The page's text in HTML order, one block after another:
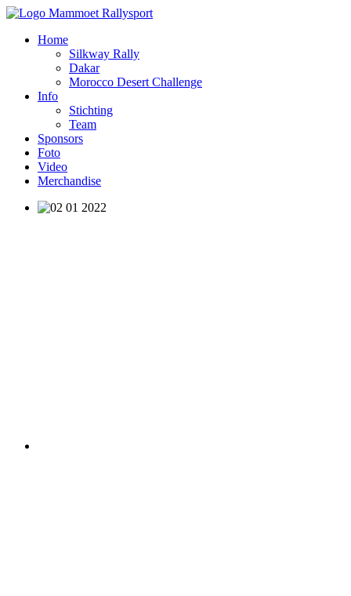
Home
Silkway Rally
Dakar
Morocco Desert Challenge
Info
Stichting
Team
Sponsors
Foto
Video
Merchandise